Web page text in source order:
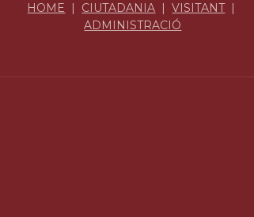
HOME | CIUTADANIA |VISITANT|
ADMINISTRACIÓ